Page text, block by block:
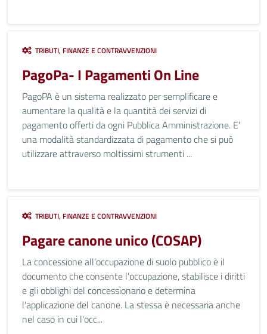
TRIBUTI, FINANZE E CONTRAVVENZIONI
PagoPa- I Pagamenti On Line
PagoPA è un sistema realizzato per semplificare e
aumentare la qualità e la quantità dei servizi di
pagamento offerti da ogni Pubblica Amministrazione. E'
una modalità standardizzata di pagamento che si può
utilizzare attraverso moltissimi strumenti ...
TRIBUTI, FINANZE E CONTRAVVENZIONI
Pagare canone unico (COSAP)
La concessione all'occupazione di suolo pubblico è il
documento che consente l'occupazione, stabilisce i diritti
e gli obblighi del concessionario e determina
l'applicazione del canone. La stessa è necessaria anche
nel caso in cui l'occ...